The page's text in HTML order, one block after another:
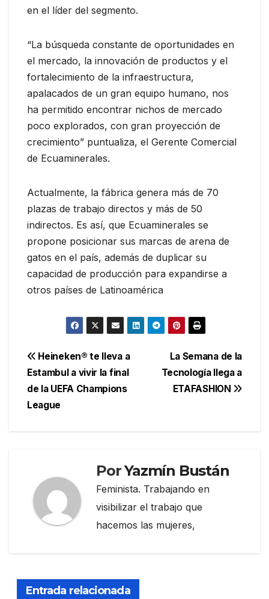
en el líder del segmento.
“La búsqueda constante de oportunidades en
el mercado, la innovación de productos y el
fortalecimiento de la infraestructura,
apalacados de un gran equipo humano, nos
ha permitido encontrar nichos de mercado
poco explorados, con gran proyección de
crecimiento” puntualiza, el Gerente Comercial
de Ecuaminerales.
Actualmente, la fábrica genera más de 70
plazas de trabajo directos y más de 50
indirectos. Es así, que Ecuaminerales se
propone posicionar sus marcas de arena de
gatos en el país, además de duplicar su
capacidad de producción para expandirse a
otros países de Latinoamérica
Navegación
de
entradas
La Semana de la
Tecnología llega a
ETAFASHION
Heineken® te lleva a
Estambul a vivir la final
de la UEFA Champions
League
PorYazmín Bustán
Feminista. Trabajando en
visibilizar el trabajo que
hacemos las mujeres,
Entrada relacionada